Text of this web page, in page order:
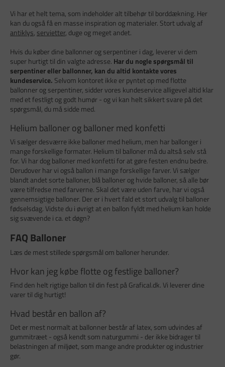
Vi har et helt tema, som indeholder alt tilbehør til borddækning. Her
kan du også få en masse inspiration og materialer. Stort udvalg af
antiklys, servietter, duge og meget andet.
Hvis du køber dine ballonner og serpentiner i dag, leverer vi dem
super hurtigt til din valgte adresse. Har du nogle spørgsmål til
serpentiner eller ballonner, kan du altid kontakte vores
kundeservice. Selvom kontoret ikke er pyntet op med flotte
ballonner og serpentiner, sidder vores kundeservice alligevel altid klar
med et festligt og godt humør - og vi kan helt sikkert svare på det
spørgsmål, du må sidde med.
Helium balloner og balloner med konfetti
Vi sælger desværre ikke balloner med helium, men har ballonger i
mange forskellige formater. Helium til balloner må du altså selv stå
for. Vi har dog balloner med konfetti for at gøre festen endnu bedre.
Derudover har vi også ballon i mange forskellige farver. Vi sælger
blandt andet sorte balloner, blå balloner og hvide balloner, så alle bør
være tilfredse med farverne. Skal det være uden farve, har vi også
gennemsigtige balloner. Der er i hvert fald et stort udvalg til balloner
fødselsdag. Vidste du i øvrigt at en ballon fyldt med helium kan holde
sig svævende i ca. et døgn?
FAQ Balloner
Læs de mest stillede spørgsmål om balloner herunder.
Hvor kan jeg købe flotte og festlige balloner?
Find den helt rigtige ballon til din fest på Grafical.dk. Vi leverer dine
varer til dig hurtigt!
Hvad består en ballon af?
Det er mest normalt at ballonner består af latex, som udvindes af
gummitræet - også kendt som naturgummi - der ikke bidrager til
belastningen af miljøet, som mange andre produkter og industrier
gør.